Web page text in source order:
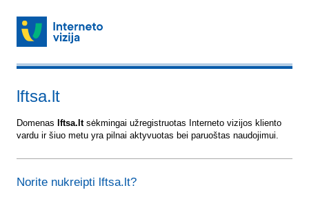
lftsa.lt
Domenas lftsa.ltsėkmingai užregistruotas Interneto vizijos kliento
vardu ir šiuo metu yra pilnai aktyvuotas bei paruoštas naudojimui.
Norite nukreipti lftsa.lt?